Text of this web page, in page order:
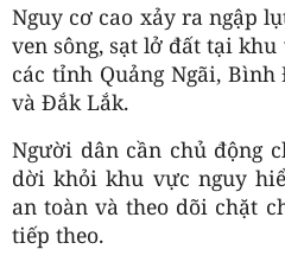
Nguy cơ cao xảy ra ngập
ven sông, sạt lở đất tại
các tỉnh Quảng Ngãi,
và Đắk Lắk.
Người dân cần chủ động
dời khỏi khu vực nguy
an toàn và theo dõi chặt
tiếp theo.